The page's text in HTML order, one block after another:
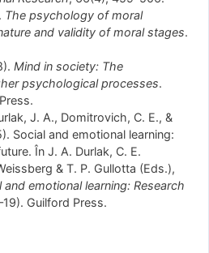
The psychology of moral
and validity of moral stages.
Mind in society: The
psychological processes.
J. A., Domitrovich, C. E., &
Social and emotional learning:
În J. A. Durlak, C. E.
& T. P. Gullotta (Eds.),
emotional learning: Research
Guilford Press.